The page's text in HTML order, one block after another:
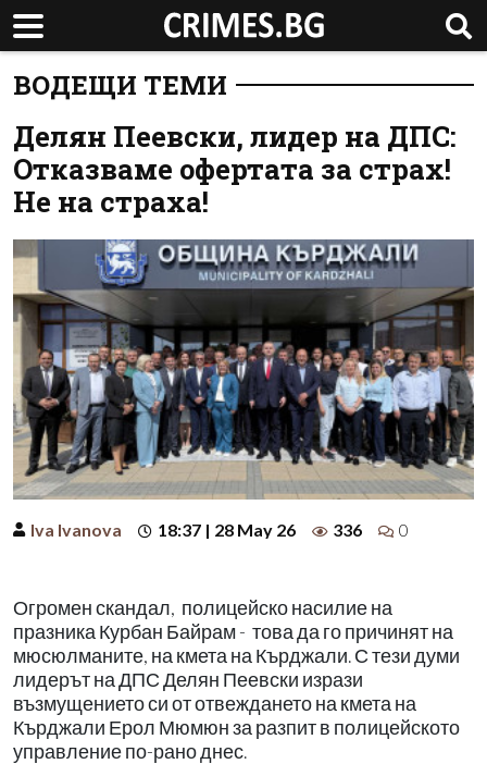
ВОДЕЩИ ТЕМИ
Делян Пеевски, лидер на ДПС:
Отказваме офертата за страх!
Не на страха!
Iva Ivanova 18:37 | 28 May 26 336 0
Огромен скандал, полицейско насилие на
празника Курбан Байрам - това да го причинят на
мюсюлманите, на кмета на Кърджали. С тези думи
лидерът на ДПС Делян Пеевски изрази
възмущението си от отвеждането на кмета на
Кърджали Ерол Мюмюн за разпит в полицейското
управление по-рано днес.